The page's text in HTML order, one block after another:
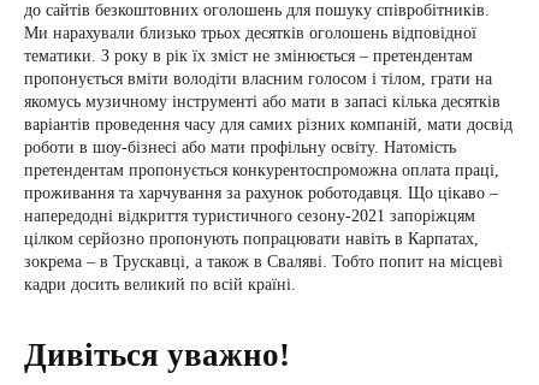
до сайтів безкоштовних оголошень для пошуку співробітників.
Ми нарахували близько трьох десятків оголошень відповідної
тематики. З року в рік їх зміст не змінюється – претендентам
пропонується вміти володіти власним голосом і тілом, грати на
якомусь музичному інструменті або мати в запасі кілька десятків
варіантів проведення часу для самих різних компаній, мати досвід
роботи в шоу-бізнесі або мати профільну освіту. Натомість
претендентам пропонується конкурентоспроможна оплата праці,
проживання та харчування за рахунок роботодавця. Що цікаво –
напередодні відкриття туристичного сезону-2021 запоріжцям
цілком серйозно пропонують попрацювати навіть в Карпатах,
зокрема – в Трускавці, а також в Сваляві. Тобто попит на місцеві
кадри досить великий по всій країні.
Дивіться уважно!